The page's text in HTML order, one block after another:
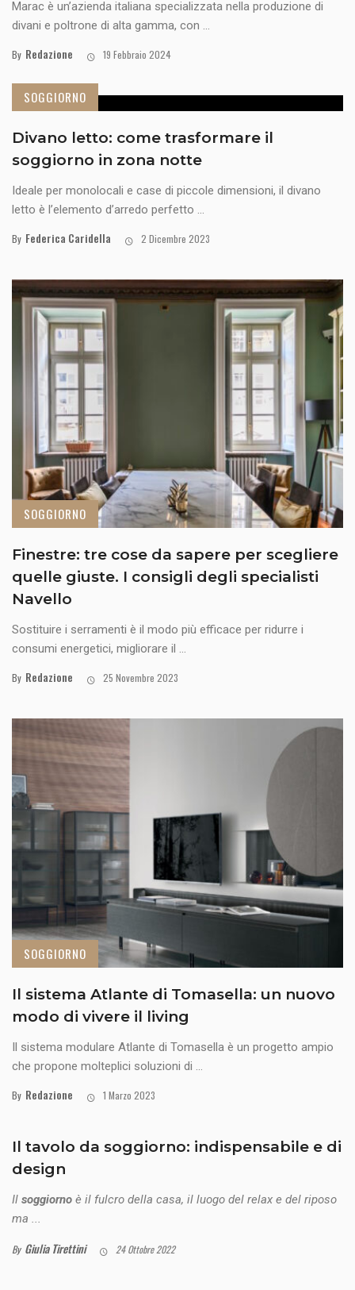
Marac è un’azienda italiana specializzata nella produzione di
divani e poltrone di alta gamma, con ...
By Redazione 19 Febbraio 2024
SOGGIORNO
Divano letto: come trasformare il
soggiorno in zona notte
Ideale per monolocali e case di piccole dimensioni, il divano
letto è l’elemento d’arredo perfetto ...
By Federica Caridella 2 Dicembre 2023
SOGGIORNO
Finestre: tre cose da sapere per scegliere
quelle giuste. I consigli degli specialisti
Navello
Sostituire i serramenti è il modo più efficace per ridurre i
consumi energetici, migliorare il ...
By Redazione 25 Novembre 2023
SOGGIORNO
Il sistema Atlante di Tomasella: un nuovo
modo di vivere il living
Il sistema modulare Atlante di Tomasella è un progetto ampio
che propone molteplici soluzioni di ...
By Redazione 1 Marzo 2023
Il tavolo da soggiorno: indispensabile e di
design
Il soggiorno è il fulcro della casa, il luogo del relax e del riposo
ma ...
By Giulia Tirettini 24 Ottobre 2022